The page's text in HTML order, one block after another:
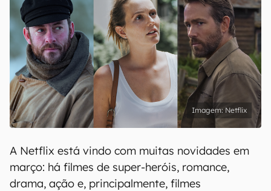
Netflix
A Netflix está vindo com muitas novidades em
março: há filmes de super-heróis, romance,
drama, ação e, principalmente, filmes